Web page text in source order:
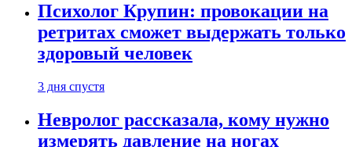
Психолог Крупин: провокации на
ретритах сможет выдержать только
здоровый человек
3 дня спустя
Невролог рассказала, кому нужно
измерять давление на ногах